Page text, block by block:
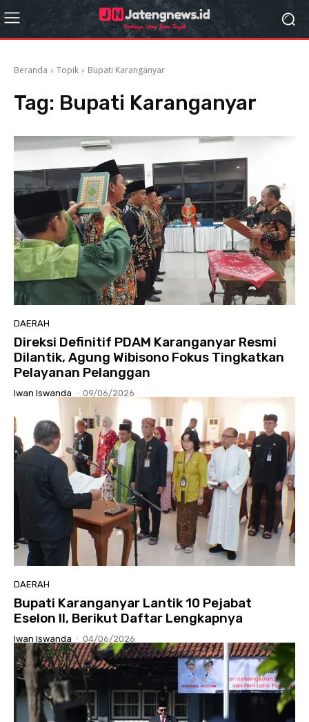
Beranda Topik Bupati Karanganyar
Tag: Bupati Karanganyar
DAERAH
Direksi Definitif PDAM Karanganyar Resmi
Dilantik, Agung Wibisono Fokus Tingkatkan
Pelayanan Pelanggan
Iwan Iswanda - 09/06/2026
DAERAH
Bupati Karanganyar Lantik 10 Pejabat
Eselon II, Berikut Daftar Lengkapnya
Iwan Iswanda - 04/06/2026